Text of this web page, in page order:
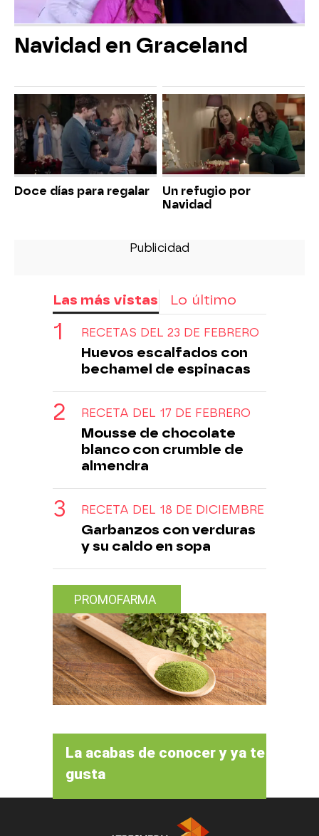
Navidad en Graceland
Doce días para regalar
Un refugio por
Navidad
Las más vistas Lo último
RECETAS DEL 23 DE FEBRERO
Huevos escalfados con
bechamel de espinacas
RECETA DEL 17 DE FEBRERO
Mousse de chocolate
blanco con crumble de
almendra
RECETA DEL 18 DE DICIEMBRE
Garbanzos con verduras
y su caldo en sopa
PROMOFARMA
La acabas de conocer y ya te
gusta